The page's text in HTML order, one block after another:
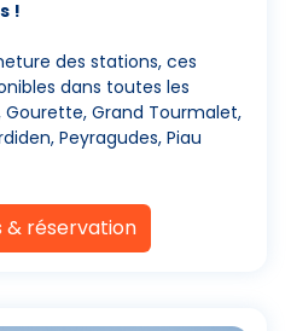
!
des stations, ces
dans toutes les
Gourette, Grand Tourmalet,
Peyragudes, Piau
& réservation